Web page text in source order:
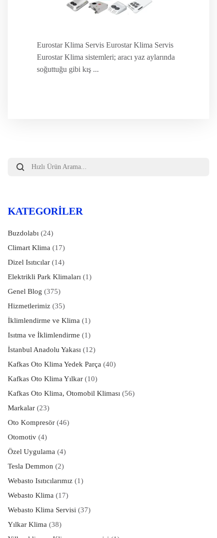
Eurostar Klima Servis Eurostar Klima Servis
Eurostar Klima sistemleri; aracı yaz aylarında
soğuttuğu gibi kış ...
search
KATEGORILER
Buzdolabı (24)
Climart Klima (17)
Dizel Isıtıcılar(14)
Elektrikli Park Klimaları (1)
Genel Blog (375)
Hizmetlerimiz(35)
İklimlendirme ve Klima (1)
Isıtma ve İklimlendirme (1)
İstanbul Anadolu Yakası (12)
Kafkas Oto Klima Yedek Parça (40)
Kafkas Oto Klima Yılkar(10)
Kafkas Oto Klima, Otomobil Kliması (56)
Markalar(23)
Oto Kompresör(46)
Otomotiv(4)
Özel Uygulama (4)
Tesla Demmon (2)
Webasto Isıtıcılarımız(1)
Webasto Klima (17)
Webasto Klima Servisi (37)
Yılkar Klima (38)